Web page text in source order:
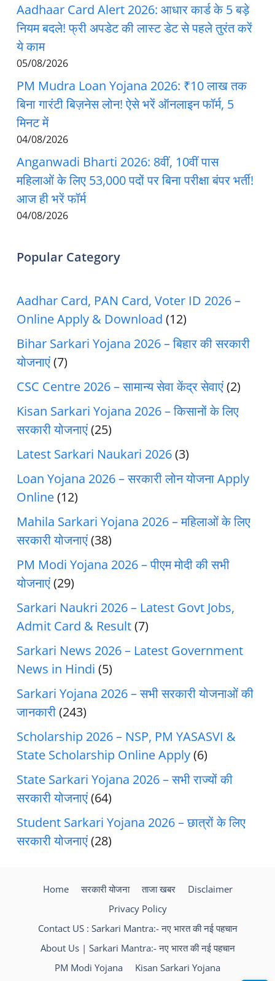
Aadhaar Card Alert 2026: आधार कार्ड के 5 बड़े
नियम बदले! फ्री अपडेट की लास्ट डेट से पहले तुरंत करें
ये काम
05/08/2026
PM Mudra Loan Yojana 2026: ₹10 लाख तक
बिना गारंटी बिज़नेस लोन! ऐसे भरें ऑनलाइन फॉर्म, 5
मिनट में
04/08/2026
Anganwadi Bharti 2026: 8वीं, 10वीं पास
महिलाओं के लिए 53,000 पदों पर बिना परीक्षा बंपर भर्ती!
आज ही भरें फॉर्म
04/08/2026
Popular Category
Aadhar Card, PAN Card, Voter ID 2026 –
Online Apply & Download (12)
Bihar Sarkari Yojana 2026 – बिहार की सरकारी
योजनाएं(7)
CSC Centre 2026 – सामान्य सेवा केंद्र सेवाएं(2)
Kisan Sarkari Yojana 2026 – किसानों के लिए
सरकारी योजनाएं(25)
Latest Sarkari Naukari 2026(3)
Loan Yojana 2026 – सरकारी लोन योजना Apply
Online(12)
Mahila Sarkari Yojana 2026 – महिलाओं के लिए
सरकारी योजनाएं(38)
PM Modi Yojana 2026 – पीएम मोदी की सभी
योजनाएं(29)
Sarkari Naukri 2026 – Latest Govt Jobs,
Admit Card & Result(7)
Sarkari News 2026 – Latest Government
News in Hindi (5)
Sarkari Yojana 2026 – सभी सरकारी योजनाओं की
जानकारी(243)
Scholarship 2026 – NSP, PM YASASVI &
State Scholarship Online Apply(6)
State Sarkari Yojana 2026 – सभी राज्यों की
सरकारी योजनाएं(64)
Student Sarkari Yojana 2026 – छात्रों के लिए
सरकारी योजनाएं(28)
Home सरकारी योजना ताजा खबर
Disclaimer
Privacy Policy
Contact US : Sarkari Mantra:- नए भारत की नई पहचान
About Us | Sarkari Mantra:- नए भारत की नई पहचान
PM Modi Yojana
Kisan Sarkari Yojana